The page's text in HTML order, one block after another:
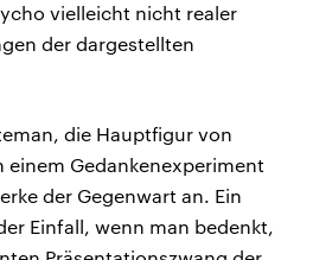
vielleicht nicht realer
der dargestellten
die Hauptfigur von
einem Gedankenexperiment
der Gegenwart an. Ein
Einfall, wenn man bedenkt,